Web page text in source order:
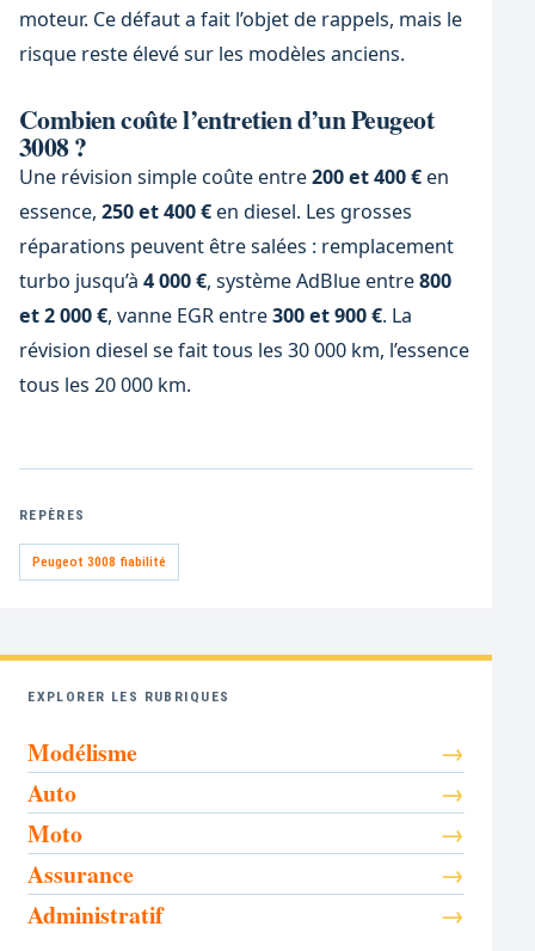
moteur. Ce défaut a fait l’objet de rappels, mais le
risque reste élevé sur les modèles anciens.
Combien coûte l’entretien d’un Peugeot
3008 ?
Une révision simple coûte entre200 et 400 €en
essence, 250 et 400 €en diesel. Les grosses
réparations peuvent être salées : remplacement
turbo jusqu’à 4 000 €, système AdBlue entre800
et 2 000 €, vanne EGR entre300 et 900 €. La
révision diesel se fait tous les 30 000 km, l’essence
tous les 20 000 km.
REPÈRES
Peugeot 3008 fiabilité
EXPLORER LES RUBRIQUES
Modélisme
Auto
Moto
Assurance
Administratif